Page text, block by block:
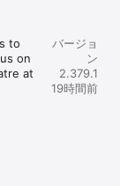
カーを一切使
消してくれるア
never miss
to
on
at
バージョ
ン
2.379.1
19時間前